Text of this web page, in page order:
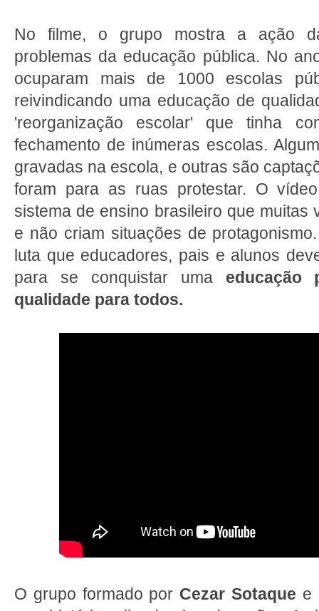
No filme, o grupo mostra a ação
problemas da educação pública. No
ocuparam mais de 1000 escolas
reivindicando uma educação de
'reorganização escolar' que tinha
fechamento de inúmeras escolas.
gravadas na escola, e outras são
foram para as ruas protestar. O
sistema de ensino brasileiro que muitas
e não criam situações de
luta que educadores, pais e alunos
para se conquistar uma educação
qualidade para todos.
O grupo formado por Cezar Sotaque e